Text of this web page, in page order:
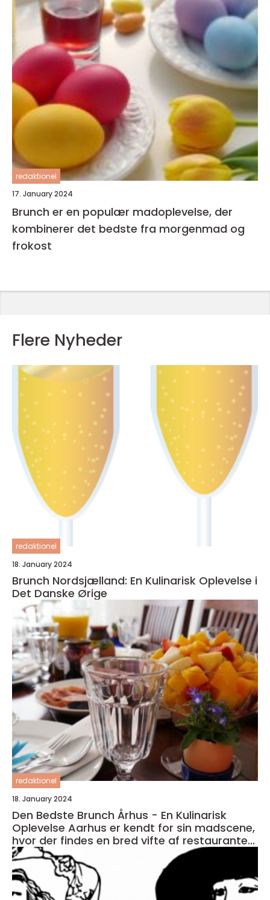
redaktionel
17. January 2024
Brunch er en populær madoplevelse, der
kombinerer det bedste fra morgenmad og
frokost
Flere Nyheder
redaktionel
18. January 2024
Brunch Nordsjælland: En Kulinarisk Oplevelse i
Det Danske Ørige
redaktionel
18. January 2024
Den Bedste Brunch Århus - En Kulinarisk
Oplevelse Aarhus er kendt for sin madscene,
hvor der findes en bred vifte af restauranter,
caféer og spisesteder